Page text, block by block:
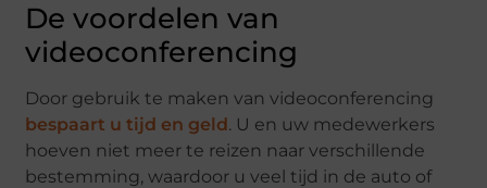
De voordelen van
videoconferencing
Door gebruik te maken van videoconferencing
bespaart u tijd en geld . U en uw medewerkers
hoeven niet meer te reizen naar verschillende
bestemming, waardoor u veel tijd in de auto of